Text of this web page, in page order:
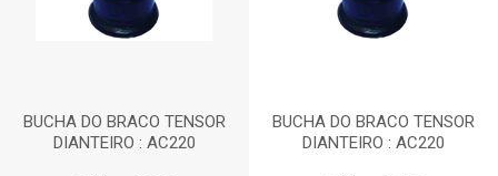
BUCHA DO BRACO TENSOR
DIANTEIRO : AC220
BUCHA DO BRACO TENSOR
DIANTEIRO : AC220